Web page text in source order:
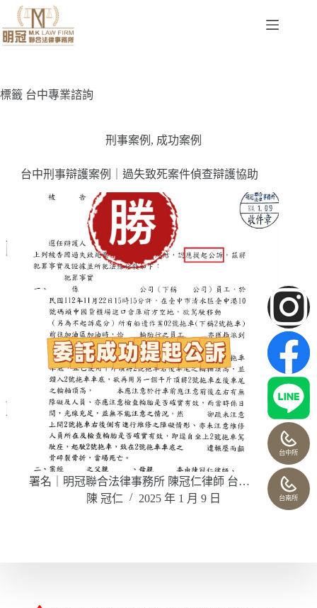
標籤 台中專業諮詢
刑事案例 , 成功案例
台中刑事辯護案例｜過失致死案件偵查辯護協助
署名｜明冠聯合法律事務所 陳冠仁律師 台…
陳 冠仁
2025 年 1 月 9 日
台中所
台南所